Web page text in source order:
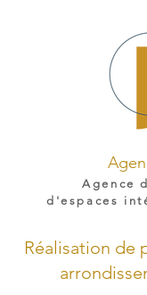
Agence
d'espaces
Réalisation de